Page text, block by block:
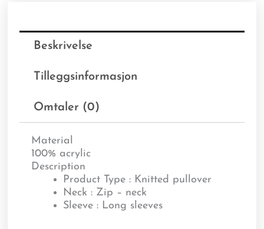
Beskrivelse
Tilleggsinformasjon
Omtaler (0)
Material
100% acrylic
Description
Product Type : Knitted pullover
Neck : Zip – neck
Sleeve : Long sleeves